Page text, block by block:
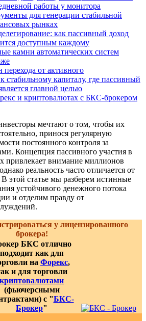
работы у монитора
для генерации стабильной
рынках
как пассивный доход
доступным каждому
камни автоматических систем
от активного
стабильному капиталу, где пассивный
главной целью
и криптовалютах с БКС-брокером
мечтают о том, чтобы их
принося регулярную
постоянного контроля за
Концепция пассивного участия в
привлекает внимание миллионов
реальность часто отличается от
этой статье мы разберем истинные
устойчивого денежного потока
и отделим правду от
у лицензированного
брокера!
БКС отлично
подходит как для
на Форекс,
и для торговли
криптовалютами
(фьючерсными
с "БКС-
Брокер"